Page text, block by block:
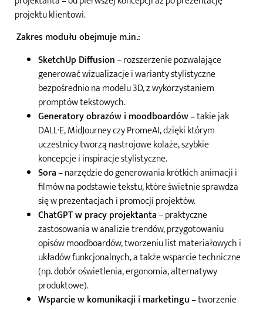
projektu klientowi.
Zakres modułu obejmuje m.in.:
SketchUp Diffusion– rozszerzenie pozwalające
generować wizualizacje i warianty stylistyczne
bezpośrednio na modelu 3D, z wykorzystaniem
promptów tekstowych.
Generatory obrazów i moodboardów– takie jak
DALL·E, MidJourney czy PromeAI, dzięki którym
uczestnicy tworzą nastrojowe kolaże, szybkie
koncepcje i inspiracje stylistyczne.
Sora– narzędzie do generowania krótkich animacji i
filmów na podstawie tekstu, które świetnie sprawdza
się w prezentacjach i promocji projektów.
ChatGPT w pracy projektanta– praktyczne
zastosowania w analizie trendów, przygotowaniu
opisów moodboardów, tworzeniu list materiałowych i
układów funkcjonalnych, a także wsparcie techniczne
(np. dobór oświetlenia, ergonomia, alternatywy
produktowe).
Wsparcie w komunikacji i marketingu– tworzenie